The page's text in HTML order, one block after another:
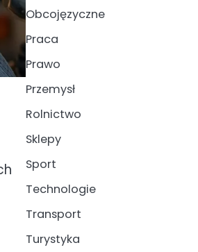
Obcojęzyczne
Praca
Prawo
Przemysł
Rolnictwo
Sklepy
Sport
Technologie
Transport
Turystyka